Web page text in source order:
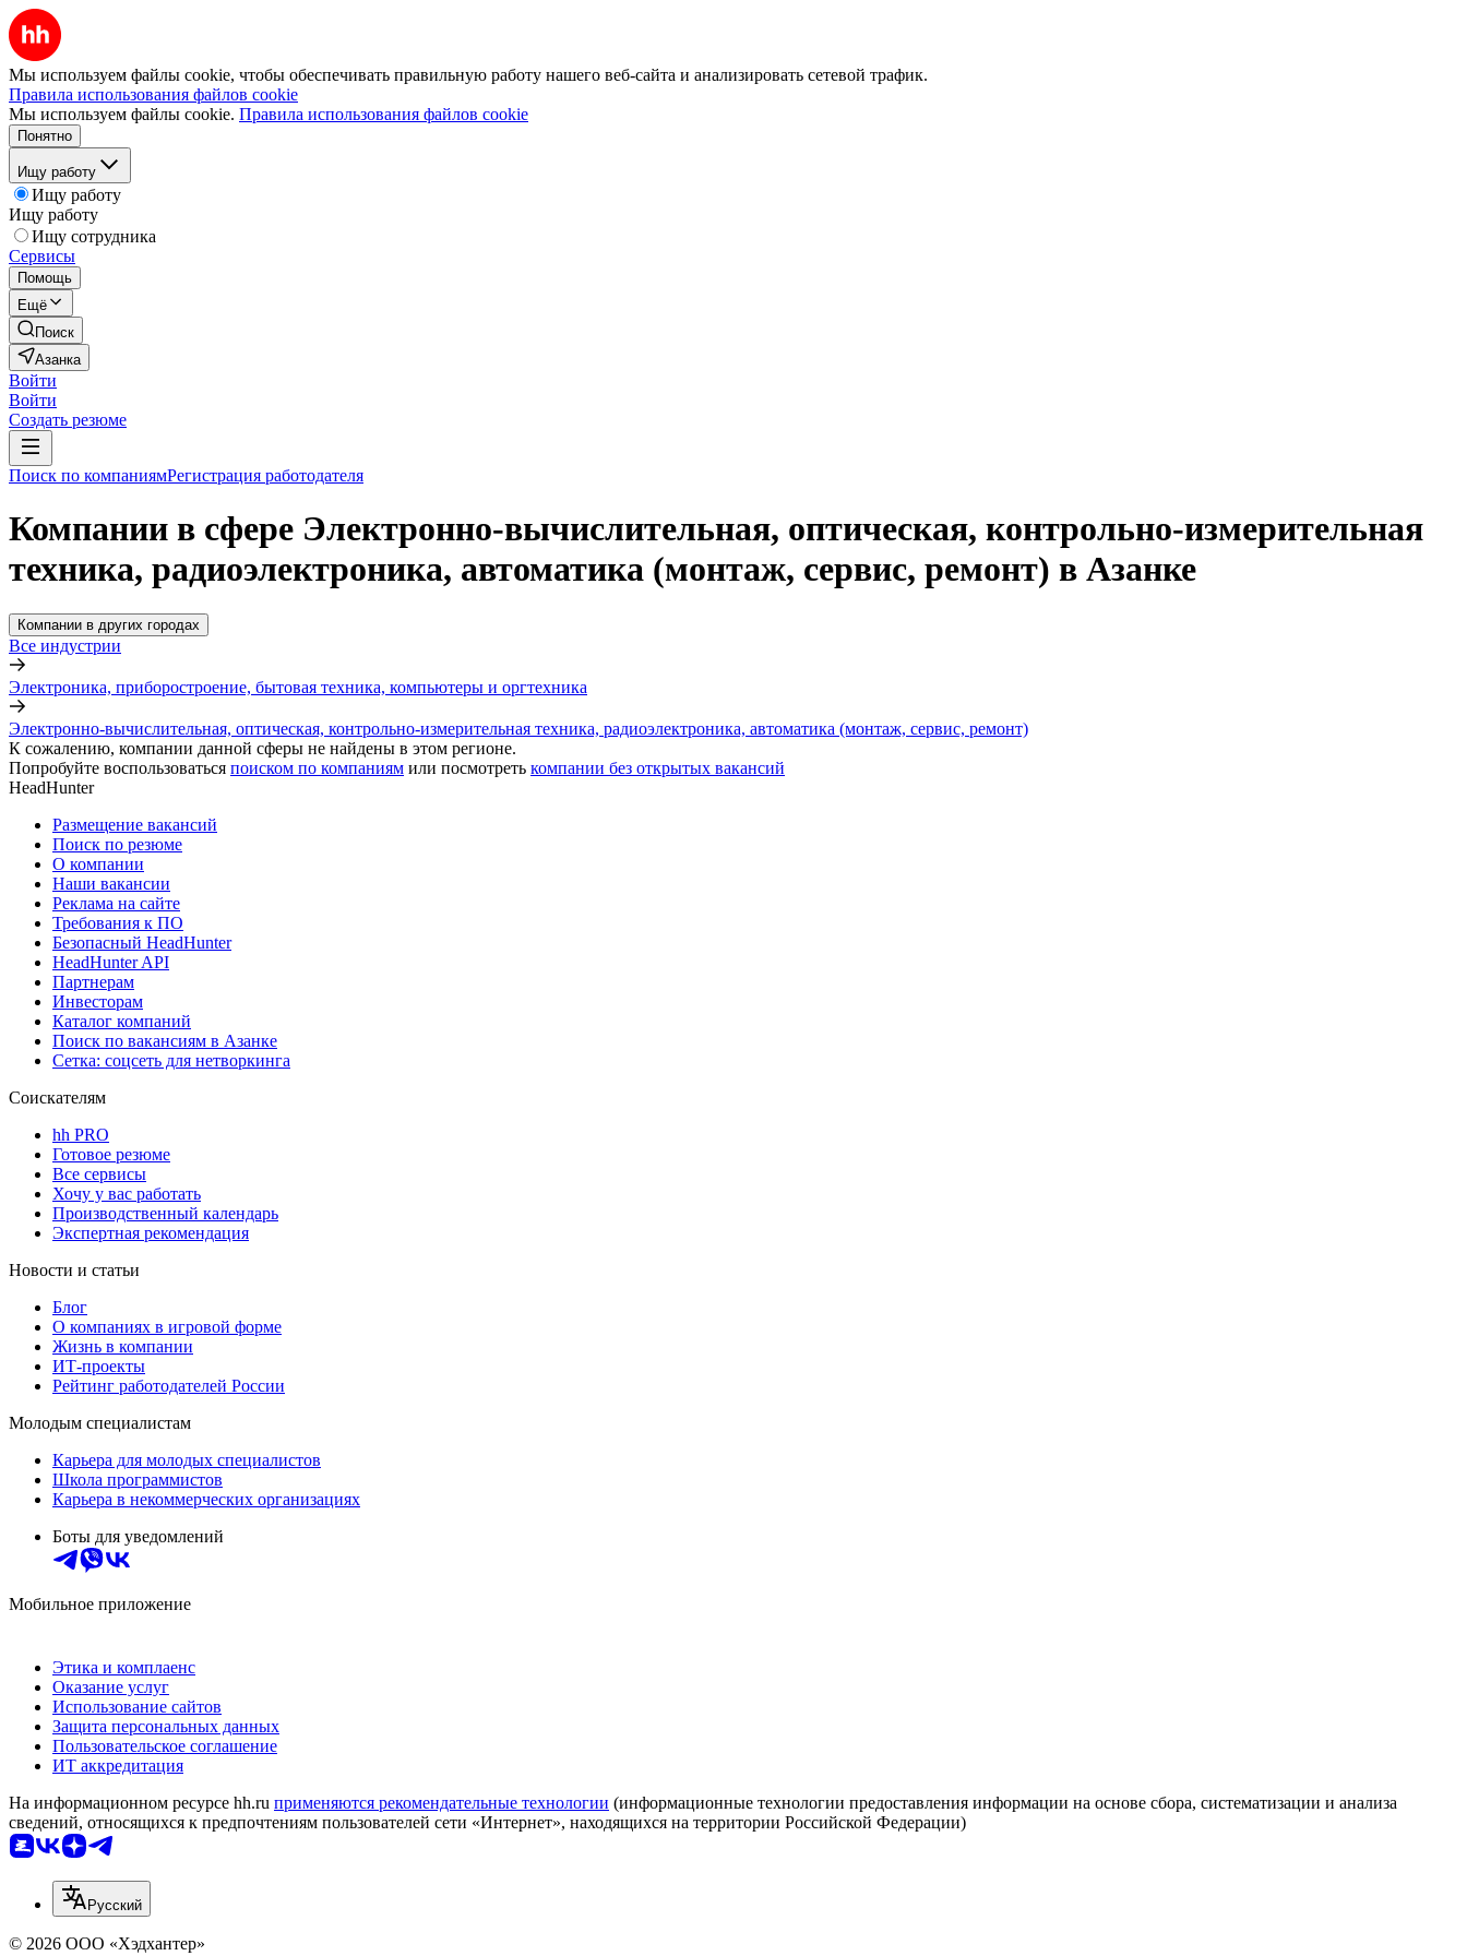
Мы используем файлы cookie, чтобы обеспечивать правильную работу нашего веб-сайта и анализировать сетевой трафик.
Правила использования файлов cookie
Мы используем файлы cookie. Правила использования файлов cookie
Понятно
Ищу работу
Ищу работу
Ищу работу
Ищу сотрудника
Сервисы
Помощь
Ещё
Поиск
Азанка
Войти
Войти
Создать резюме
Поиск по компаниямРегистрация работодателя
Компании в сфере Электронно-вычислительная, оптическая, контрольно-измерительная
техника, радиоэлектроника, автоматика (монтаж, сервис, ремонт) в Азанке
Компании в других городах
Все индустрии
Электроника, приборостроение, бытовая техника, компьютеры и оргтехника
Электронно-вычислительная, оптическая, контрольно-измерительная техника, радиоэлектроника, автоматика (монтаж, сервис, ремонт)
К сожалению, компании данной сферы не найдены в этом регионе.
Попробуйте воспользоваться поиском по компаниям или посмотреть компании без открытых вакансий
HeadHunter
Размещение вакансий
Поиск по резюме
О компании
Наши вакансии
Реклама на сайте
Требования к ПО
Безопасный HeadHunter
HeadHunter API
Партнерам
Инвесторам
Каталог компаний
Поиск по вакансиям в Азанке
Сетка: соцсеть для нетворкинга
Соискателям
hh PRO
Готовое резюме
Все сервисы
Хочу у вас работать
Производственный календарь
Экспертная рекомендация
Новости и статьи
Блог
О компаниях в игровой форме
Жизнь в компании
ИТ-проекты
Рейтинг работодателей России
Молодым специалистам
Карьера для молодых специалистов
Школа программистов
Карьера в некоммерческих организациях
Боты для уведомлений
Мобильное приложение
Этика и комплаенс
Оказание услуг
Использование сайтов
Защита персональных данных
Пользовательское соглашение
ИТ аккредитация
На информационном ресурсе hh.ru применяются рекомендательные технологии (информационные технологии предоставления информации на основе сбора, систематизации и анализа
сведений, относящихся к предпочтениям пользователей сети «Интернет», находящихся на территории Российской Федерации)
Русский
© 2026 ООО «Хэдхантер»